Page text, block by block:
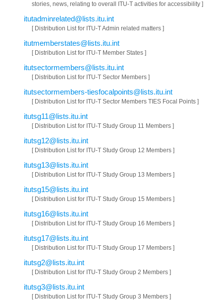
stories, news, relating to overall ITU-T activities for accessibility ]
itutadminrelated@lists.itu.int
[ Distribution List for ITU-T Admin related matters ]
itutmemberstates@lists.itu.int
[ Distribution List for ITU-T Member States ]
itutsectormembers@lists.itu.int
[ Distribution List for ITU-T Sector Members ]
itutsectormembers-tiesfocalpoints@lists.itu.int
[ Distribution List for ITU-T Sector Members TIES Focal Points ]
itutsg11@lists.itu.int
[ Distribution List for ITU-T Study Group 11 Members ]
itutsg12@lists.itu.int
[ Distribution List for ITU-T Study Group 12 Members ]
itutsg13@lists.itu.int
[ Distribution List for ITU-T Study Group 13 Members ]
itutsg15@lists.itu.int
[ Distribution List for ITU-T Study Group 15 Members ]
itutsg16@lists.itu.int
[ Distribution List for ITU-T Study Group 16 Members ]
itutsg17@lists.itu.int
[ Distribution List for ITU-T Study Group 17 Members ]
itutsg2@lists.itu.int
[ Distribution List for ITU-T Study Group 2 Members ]
itutsg3@lists.itu.int
[ Distribution List for ITU-T Study Group 3 Members ]